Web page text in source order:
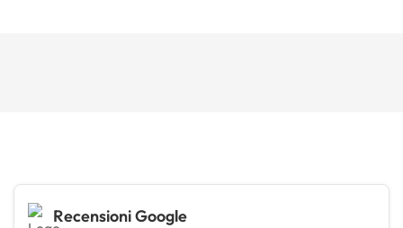
Recensioni Google